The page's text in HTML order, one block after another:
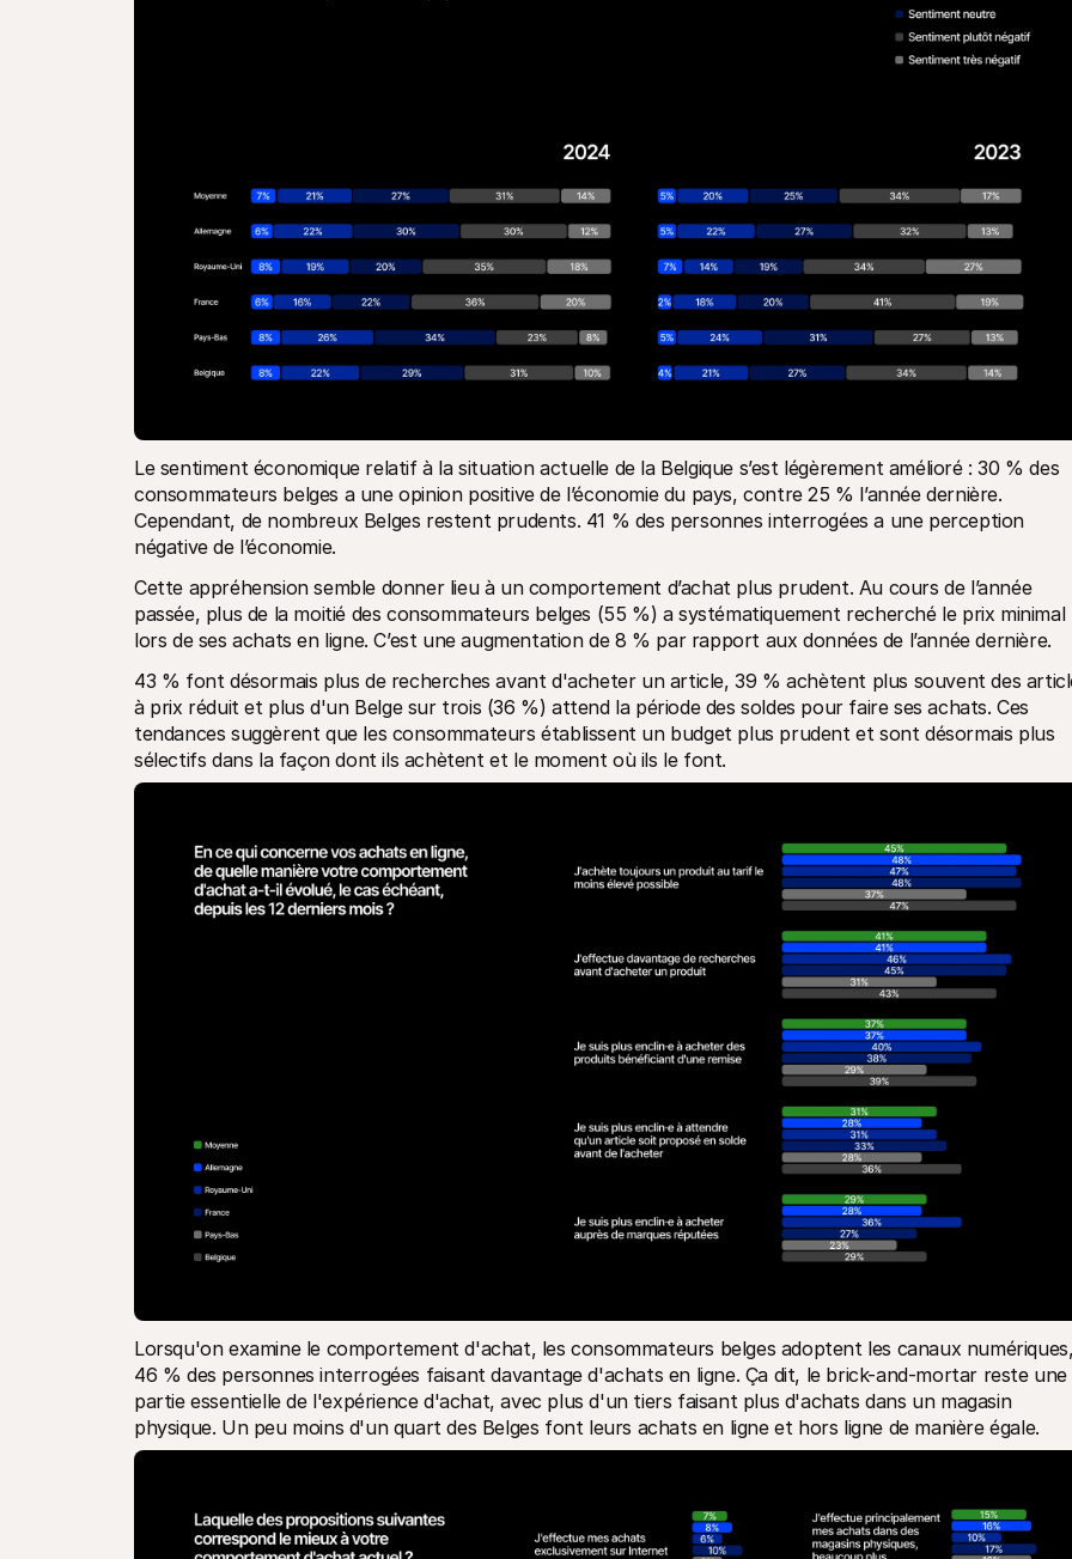
Le sentiment économique relatif à la situation actuelle de la Belgique s’est légèrement amélioré : 30 % des
consommateurs belges a une opinion positive de l’économie du pays, contre 25 % l’année dernière.
Cependant, de nombreux Belges restent prudents. 41 % des personnes interrogées a une perception
négative de l’économie.
Cette appréhension semble donner lieu à un comportement d’achat plus prudent. Au cours de l’année
passée, plus de la moitié des consommateurs belges (55 %) a systématiquement recherché le prix minimal
lors de ses achats en ligne. C’est une augmentation de 8 % par rapport aux données de l’année dernière.
43 % font désormais plus de recherches avant d'acheter un article, 39 % achètent plus souvent des
à prix réduit et plus d'un Belge sur trois (36 %) attend la période des soldes pour faire ses achats. Ces
tendances suggèrent que les consommateurs établissent un budget plus prudent et sont désormais plus
sélectifs dans la façon dont ils achètent et le moment où ils le font.
Lorsqu'on examine le comportement d'achat, les consommateurs belges adoptent les canaux
46 % des personnes interrogées faisant davantage d'achats en ligne. Ça dit, le brick-and-mortar reste une
partie essentielle de l'expérience d'achat, avec plus d'un tiers faisant plus d'achats dans un magasin
physique. Un peu moins d'un quart des Belges font leurs achats en ligne et hors ligne de manière égale.